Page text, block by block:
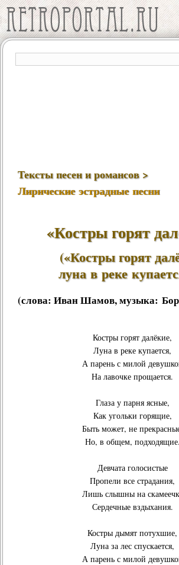
Тексты песен и романсов >
Лирические эстрадные песни
«Костры горят
(«Костры горят
луна в реке
(слова: Иван Шамов, музыка:
Костры горят далёкие,
Луна в реке купается,
А парень с милой
На лавочке прощается.
Глаза у парня ясные,
Как угольки горящие,
Быть может, не
Но, в общем, подходящие.
Девчата голосистые
Пропели все страдания,
Лишь слышны на
Сердечные вздыхания.
Костры дымят потухшие,
Луна за лес спускается,
А парень с милой